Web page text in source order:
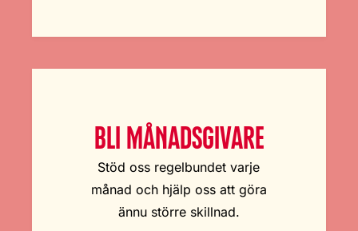
BLI MÅNADSGIVARE
Stöd oss regelbundet varje
månad och hjälp oss att göra
ännu större skillnad.